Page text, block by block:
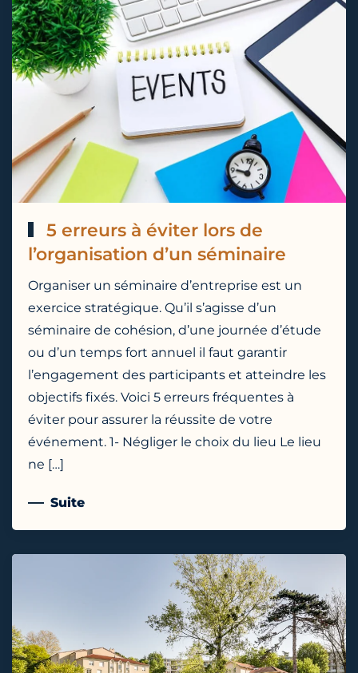
5 erreurs à éviter lors de
l’organisation d’un séminaire
Organiser un séminaire d’entreprise est un
exercice stratégique. Qu’il s’agisse d’un
séminaire de cohésion, d’une journée d’étude
ou d’un temps fort annuel il faut garantir
l’engagement des participants et atteindre les
objectifs fixés. Voici 5 erreurs fréquentes à
éviter pour assurer la réussite de votre
événement. 1- Négliger le choix du lieu Le lieu
ne […]
Suite